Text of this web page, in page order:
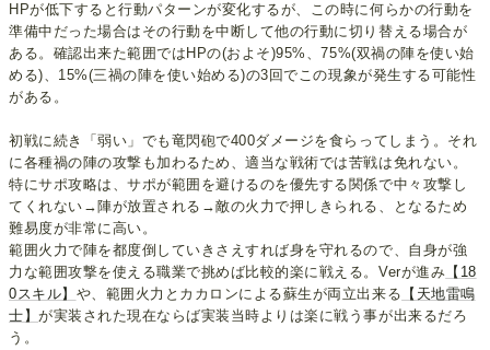
HPが低下すると行動パターンが変化するが、この時に何らかの行動を
準備中だった場合はその行動を中断して他の行動に切り替える場合が
ある。確認出来た範囲ではHPの(およそ)95%、75%(双禍の陣を使い始
める)、15%(三禍の陣を使い始める)の3回でこの現象が発生する可能性
がある。
初戦に続き「弱い」でも竜閃砲で400ダメージを食らってしまう。それ
に各種禍の陣の攻撃も加わるため、適当な戦術では苦戦は免れない。
特にサポ攻略は、サポが範囲を避けるのを優先する関係で中々攻撃し
てくれない→陣が放置される→敵の火力で押しきられる、となるため
難易度が非常に高い。
範囲火力で陣を都度倒していきさえすれば身を守れるので、自身が強
力な範囲攻撃を使える職業で挑めば比較的楽に戦える。Verが進み 【18
0スキル】 や、範囲火力とカカロンによる蘇生が両立出来る 【天地雷鳴
士】が実装された現在ならば実装当時よりは楽に戦う事が出来るだろ
う。